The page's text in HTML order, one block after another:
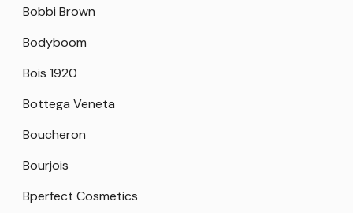
Bobbi Brown
Bodyboom
Bois 1920
Bottega Veneta
Boucheron
Bourjois
Bperfect Cosmetics